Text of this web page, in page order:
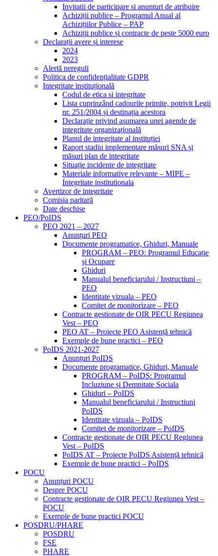
Invitatii de participare si anunturi de atribuire
Achiziții publice – Programul Anual al
Achizițiilor Publice – PAP
Achiziții publice și contracte de peste 5000 euro
Declarații avere și interese
2024
2023
Alertă nereguli
Politica de confidențialitate GDPR
Integritate instituțională
Codul de etica si integritate
Lista cuprinzând cadourile primite, potrivit Legii
nr. 251/2004 și destinația acestora
Declarație privind asumarea unei agende de
integritate organizațională
Planul de integritate al instituției
Raport stadiu implementare măsuri SNA și
măsuri plan de integritate
Situație incidente de integritate
Materiale informative relevante – MIPE –
Integritate institutionala
Avertizor de integritate
Comisia paritară
Date deschise
PEO/PoIDS
PEO 2021 – 2027
Anunțuri PEO
Documente programatice, Ghiduri, Manuale
PROGRAM – PEO: Programul Educație
și Ocupare
Ghiduri
Manualul beneficiarului / Instructiuni –
PEO
Identitate vizuala – PEO
Comitet de monitorizare – PEO
Contracte gestionate de OIR PECU Regiunea
Vest – PEO
PEO AT – Proiecte PEO Asistență tehnică
Exemple de bune practici – PEO
PoIDS 2021-2027
Anunțuri PoIDS
Documente programatice, Ghiduri, Manuale
PROGRAM – PoIDS: Programul
Incluziune și Demnitate Sociala
Ghiduri – PoIDS
Manualul beneficiarului / Instructiuni
PoIDS
Identitate vizuala – PoIDS
Comitet de monitorizare – PoIDS
Contracte gestionate de OIR PECU Regiunea
Vest – PoIDS
PoIDS AT – Proiecte PoIDS Asistență tehnică
Exemple de bune practici – PoIDS
POCU
Anunțuri POCU
Despre POCU
Contracte gestionate de OIR PECU Regiunea Vest –
POCU
Exemple de bune practici POCU
POSDRU/PHARE
POSDRU
FSE
PHARE